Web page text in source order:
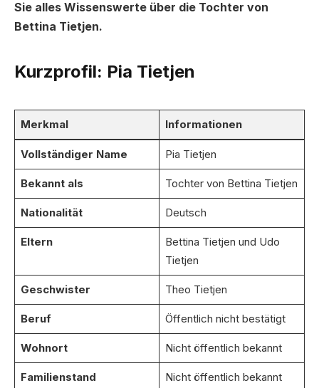
Sie alles Wissenswerte über die Tochter von
Bettina Tietjen.
Kurzprofil: Pia Tietjen
Merkmal Informationen
Vollständiger Name Pia Tietjen
Bekannt als Tochter von Bettina Tietjen
Nationalität Deutsch
Eltern
Bettina Tietjen und Udo
Tietjen
Geschwister Theo Tietjen
Beruf Öffentlich nicht bestätigt
Wohnort Nicht öffentlich bekannt
Familienstand Nicht öffentlich bekannt